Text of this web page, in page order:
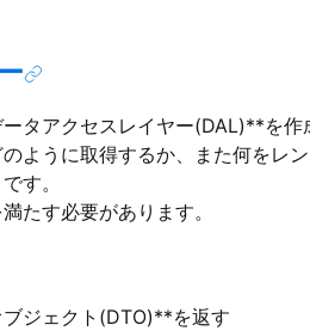
タアクセスレイヤー(DAL)**を作
ように取得するか、また何をレ
す。
たす必要があります。
ジェクト(DTO)**を返す